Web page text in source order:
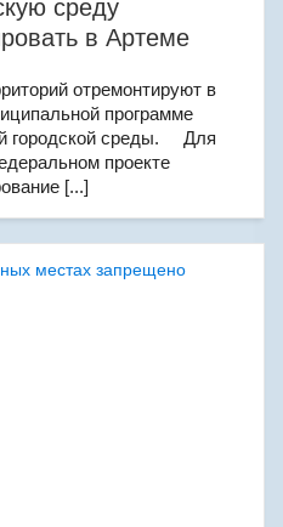
среду
в Артеме
отремонтируют в
программе
городской среды. Для
проекте
[...]